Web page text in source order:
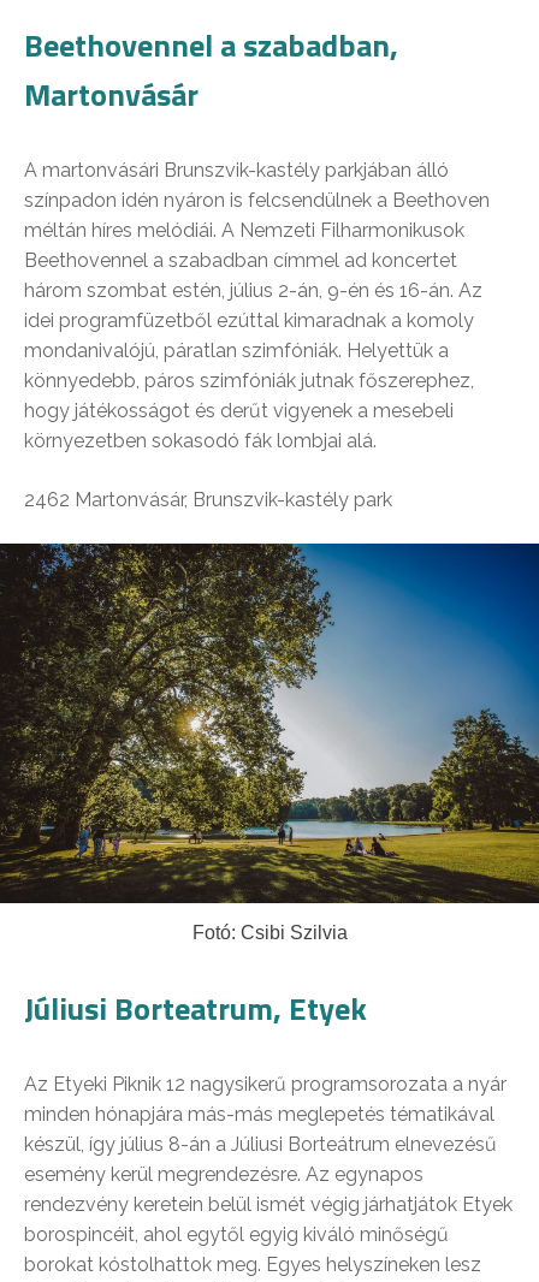
Beethovennel a szabadban,
Martonvásár
A martonvásári Brunszvik-kastély parkjában álló
színpadon idén nyáron is felcsendülnek a Beethoven
méltán híres melódiái. A Nemzeti Filharmonikusok
Beethovennel a szabadban címmel ad koncertet
három szombat estén, július 2-án, 9-én és 16-án. Az
idei programfüzetből ezúttal kimaradnak a komoly
mondanivalójú, páratlan szimfóniák. Helyettük a
könnyedebb, páros szimfóniák jutnak főszerephez,
hogy játékosságot és derűt vigyenek a mesebeli
környezetben sokasodó fák lombjai alá.
2462 Martonvásár, Brunszvik-kastély park
Fotó: Csibi Szilvia
Júliusi Borteatrum, Etyek
Az Etyeki Piknik 12 nagysikerű programsorozata a nyár
minden hónapjára más-más meglepetés tématikával
készül, így július 8-án a Júliusi Borteátrum elnevezésű
esemény kerül megrendezésre. Az egynapos
rendezvény keretein belül ismét végig járhatjátok Etyek
borospincéit, ahol egytől egyig kiváló minőségű
borokat kóstolhattok meg. Egyes helyszíneken lesz